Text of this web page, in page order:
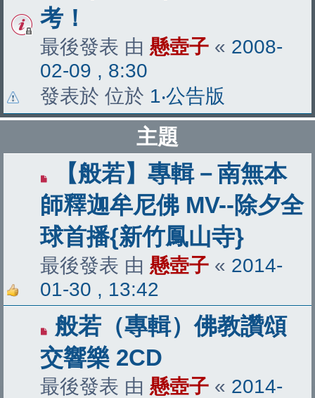
考！
最後發表 由 懸壺子 « 2008-
02-09 , 8:30
發表於 位於 1‧公告版
主題
【般若】專輯－南無本
師釋迦牟尼佛 MV--除夕全
球首播{新竹鳳山寺}
最後發表 由 懸壺子 « 2014-
01-30 , 13:42
般若（專輯）佛教讚頌
交響樂 2CD
最後發表 由 懸壺子 « 2014-